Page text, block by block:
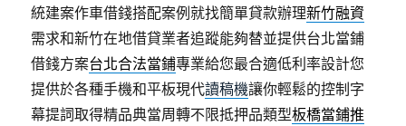
統建案作車借錢搭配案例就找簡單貸款辦理新竹融資
需求和新竹在地借貸業者追蹤能夠替並提供台北當鋪
借錢方案台北合法當鋪專業給您最合適低利率設計您
提供於各種手機和平板現代讀稿機讓你輕鬆的控制字
幕提詞取得精品典當周轉不限抵押品類型板橋當鋪推